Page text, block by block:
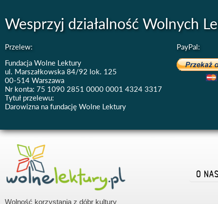
Wesprzyj działalność Wolnych
Przelew:
Fundacja Wolne Lektury
ul. Marszałkowska 84/92 lok. 125
00-514 Warszawa
Nr konta: 75 1090 2851 0000 0001 4324 3317
Tytuł przelewu:
Darowizna na fundację Wolne Lektury
PayPal:
Wolność korzystania z dóbr kultury
O